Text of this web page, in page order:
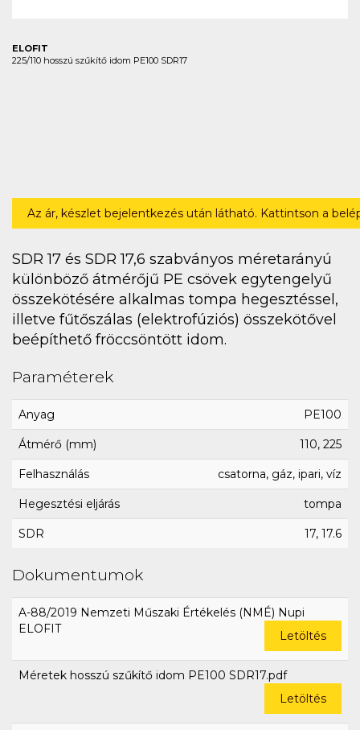
ELOFIT
225/110 hosszú szűkítő idom PE100 SDR17
Az ár, készlet bejelentkezés után látható. Kattintson a
SDR 17 és SDR 17,6 szabványos méretarányú
különböző átmérőjű PE csövek egytengelyű
összekötésére alkalmas tompa hegesztéssel,
illetve fűtőszálas (elektrofúziós) összekötővel
beépíthető fröccsöntött idom.
Paraméterek
Anyag PE100
Átmérő (mm) 110, 225
Felhasználás csatorna, gáz, ipari, víz
Hegesztési eljárás tompa
SDR 17, 17.6
Dokumentumok
A-88/2019 Nemzeti Műszaki Értékelés (NMÉ) Nupi
ELOFIT
Letöltés
Méretek hosszú szűkítő idom PE100 SDR17.pdf
Letöltés